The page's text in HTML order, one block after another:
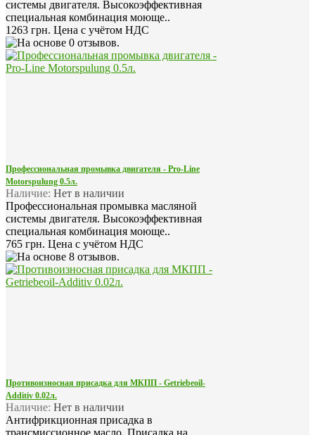
системы двигателя. Высокоэффективная
специальная комбинация моюще..
1263 грн. Цена с учётом НДС
Профессиональная промывка двигателя - Pro-Line
Motorspulung 0.5л.
Наличие: Нет в наличии
Профессиональная промывка масляной
системы двигателя. Высокоэффективная
специальная комбинация моюще..
765 грн. Цена с учётом НДС
Противоизносная присадка для МКПП - Getriebeoil-
Additiv 0.02л.
Наличие: Нет в наличии
Антифрикционная присадка в
трансмиссионное масло. Присадка на